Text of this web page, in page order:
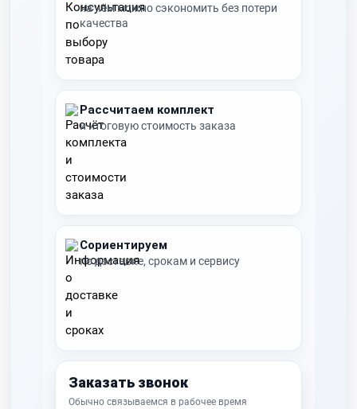
на чём можно сэкономить без потери
качества
Рассчитаем комплект
и итоговую стоимость заказа
Сориентируем
по доставке, срокам и сервису
Заказать звонок
Обычно связываемся в рабочее время